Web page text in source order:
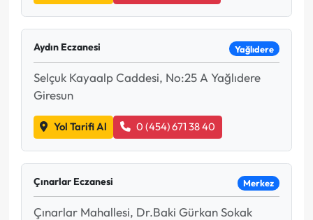
Aydın Eczanesi Yağlıdere
Selçuk Kayaalp Caddesi, No:25 A Yağlıdere
Giresun
Yol Tarifi Al 0 (454) 671 38 40
Çınarlar Eczanesi Merkez
Çınarlar Mahallesi, Dr.Baki Gürkan Sokak